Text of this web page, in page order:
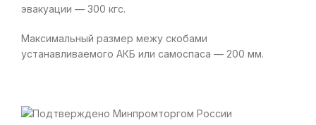
эвакуации — 300 кгс.
Максимальный размер межу скобами
устанавливаемого АКБ или самоспаса — 200 мм.